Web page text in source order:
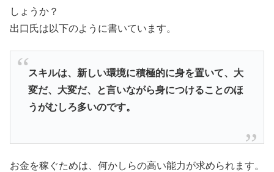
しょうか？
出口氏は以下のように書いています。
スキルは、新しい環境に積極的に身を置いて、大
変だ、大変だ、と言いながら身につけることのほ
うがむしろ多いのです。
お金を稼ぐためは、何かしらの高い能力が求められます。